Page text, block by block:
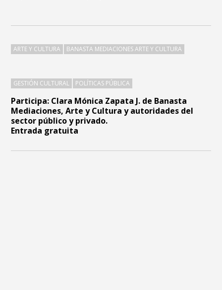
Participa: Clara Mónica Zapata J. de Banasta
Mediaciones, Arte y Cultura y autoridades del
sector público y privado.
Entrada gratuita
ARTE Y CULTURA BANASTA MEDIACIONES ARTE Y CULTURA
GESTIÓN CULTURAL POLÍTICAS PÚBLICA